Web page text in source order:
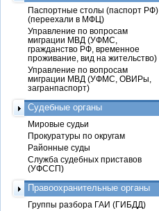
Паспортные столы (паспорт РФ)
(переехали в МФЦ)
Управление по вопросам
миграции МВД (УФМС,
гражданство РФ, временное
проживание, вид на жительство)
Управление по вопросам
миграции МВД (УФМС, ОВИРы,
загранпаспорт)
Судебные органы
Мировые судьи
Прокуратуры по округам
Районные суды
Служба судебных приставов
(УФССП)
Правоохранительные органы
Группы разбора ГАИ (ГИБДД)